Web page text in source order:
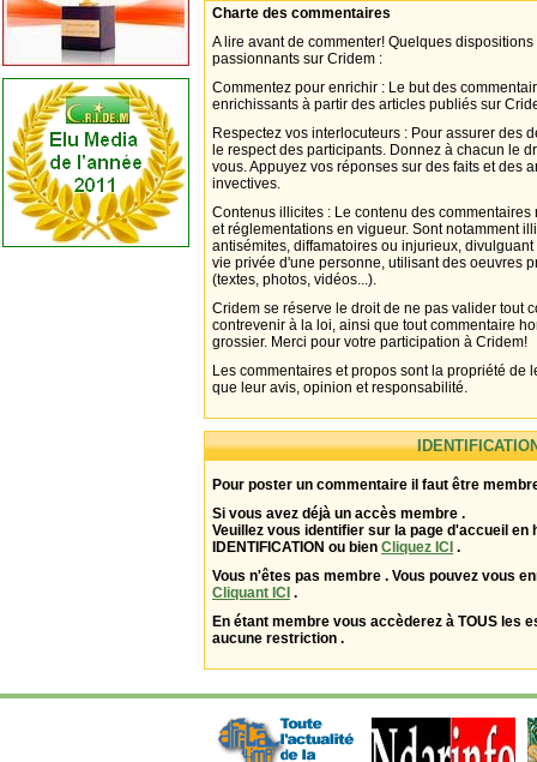
Charte des commentaires
A lire avant de commenter! Quelques
passionnants sur Cridem :
Commentez pour enrichir : Le but des
enrichissants à partir des articles publiés sur
Respectez vos interlocuteurs : Pour assurer des
le respect des participants. Donnez à chacun le
vous. Appuyez vos réponses sur des faits et des
invectives.
Contenus illicites : Le contenu des
et réglementations en vigueur. Sont notamment
antisémites, diffamatoires ou injurieux,
vie privée d'une personne, utilisant des oeuvres
(textes, photos, vidéos...).
Cridem se réserve le droit de ne pas valider tout
contrevenir à la loi, ainsi que tout commentaire
grossier. Merci pour votre participation à Cridem!
Les commentaires et propos sont la propriété de
que leur avis, opinion et responsabilité.
Pour poster un commentaire il faut être
Si vous avez déjà un accès membre .
Veuillez vous identifier sur la page d'accueil en
IDENTIFICATION ou bien Cliquez ICI .
Vous n'êtes pas membre . Vous pouvez vous
Cliquant ICI .
En étant membre vous accèderez à TOUS les
aucune restriction .